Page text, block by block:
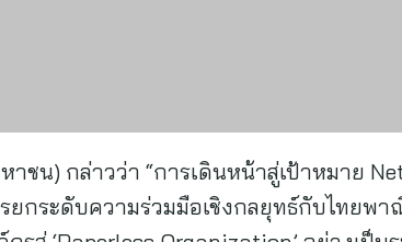
ชน) กล่าวว่า “การเดินหน้าสู่เป้าหมาย
ยกระดับความร่วมมือเชิงกลยุทธ์กับไทยพ